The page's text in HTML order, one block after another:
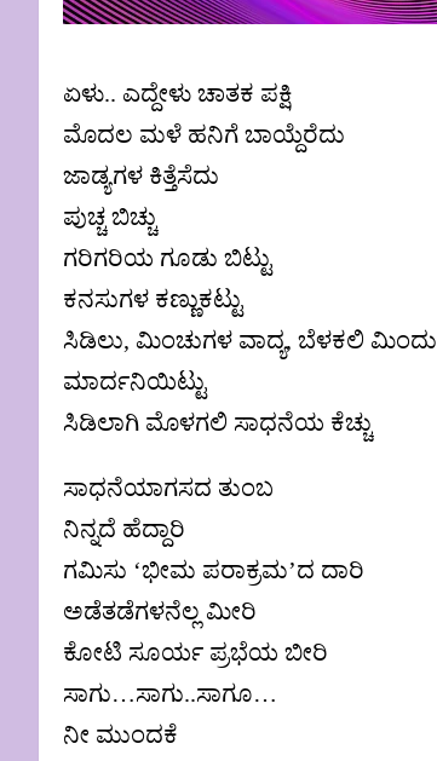
ಏಳು.. ಎದ್ದೇಳು ಚಾತಕ ಪಕ್ಷಿ
ಮೊದಲ ಮಳೆ ಹನಿಗೆ ಬಾಯ್ದೆರೆದು
ಜಾಡ್ಯಗಳ ಕಿತ್ತೆಸೆದು
ಪುಚ್ಚ ಬಿಚ್ಚು
ಗರಿಗರಿಯ ಗೂಡು ಬಿಟ್ಟು
ಕನಸುಗಳ ಕಣ್ಣುಕಟ್ಟು
ಸಿಡಿಲು, ಮಿಂಚುಗಳ ವಾದ್ಯ, ಬೆಳಕಲಿ ಮಿಂದು
ಮಾರ್ದನಿಯಿಟ್ಟು
ಸಿಡಿಲಾಗಿ ಮೊಳಗಲಿ ಸಾಧನೆಯ ಕೆಚ್ಚು
ಸಾಧನೆಯಾಗಸದ ತುಂಬ
ನಿನ್ನದೆ ಹೆದ್ದಾರಿ
ಗಮಿಸು ‘ಭೀಮ ಪರಾಕ್ರಮ’ದ ದಾರಿ
ಅಡೆತಡೆಗಳನೆಲ್ಲ ಮೀರಿ
ಕೋಟಿ ಸೂರ್ಯ ಪ್ರಭೆಯ ಬೀರಿ
ಸಾಗು…ಸಾಗು..ಸಾಗೂ…
ನೀ ಮುಂದಕೆ